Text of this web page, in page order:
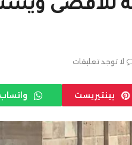
للأقصى
لا توجد تعليقات
بينتيريست واتساب